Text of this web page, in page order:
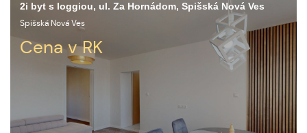
2i byt s loggiou, ul. Za Hornádom, Spišská Nová Ves
Spišská Nová Ves
Cena v RK